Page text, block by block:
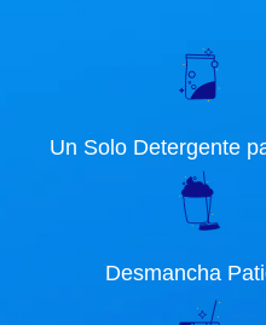
Un Solo Detergente
Desmancha